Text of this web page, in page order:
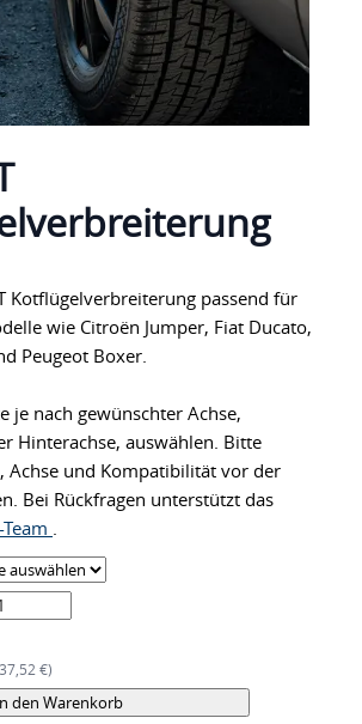
Kotflügelverbreiterung passend für
wie Citroën Jumper, Fiat Ducato,
Peugeot Boxer.
je nach gewünschter Achse,
Hinterachse, auswählen. Bitte
Achse und Kompatibilität vor der
Bei Rückfragen unterstützt das
.
€)
den Warenkorb